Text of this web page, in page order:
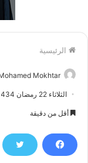
الرئيسية
Mokhtar
الثلاثاء 22 رمضان 1434هـ - 30 يوليو 2013م | 6:53 م
أقل من دقيقة